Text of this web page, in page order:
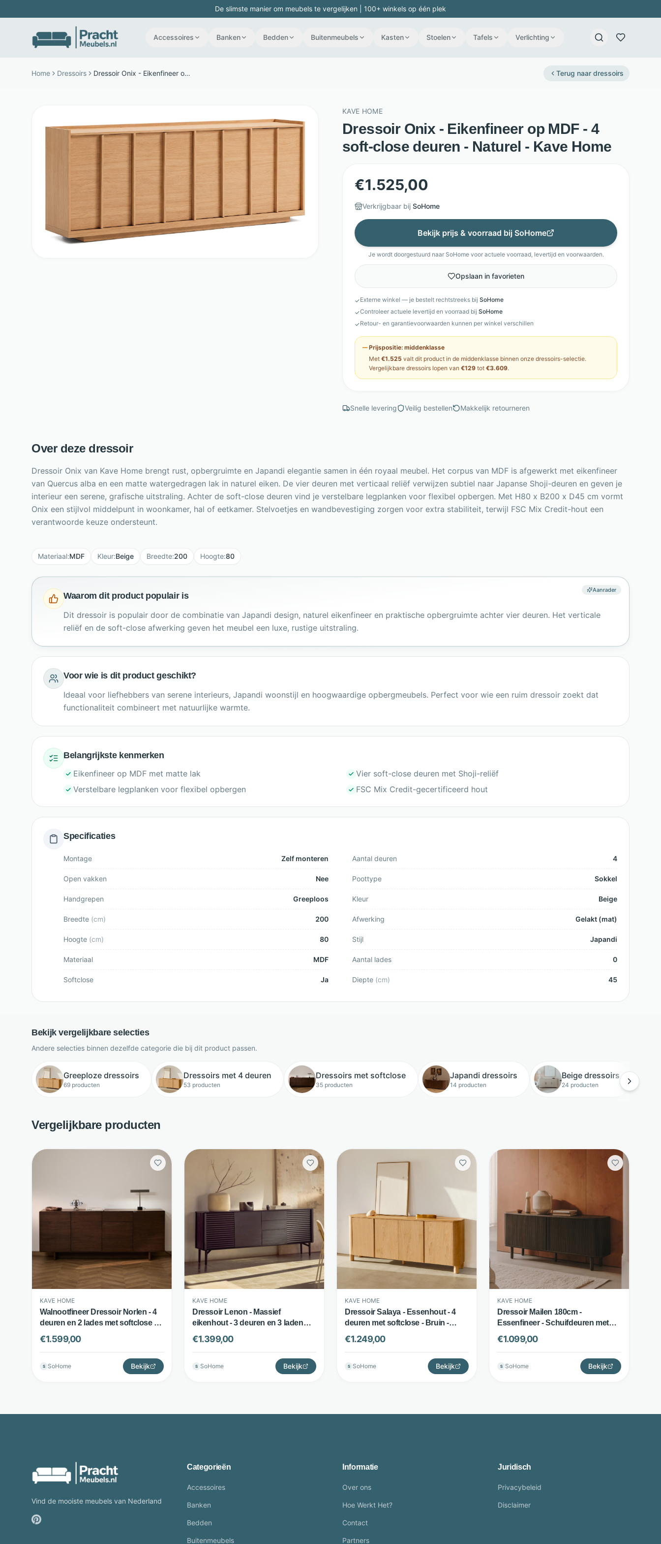
De slimste manier om meubels te vergelijken | 100+ winkels op één plek
Accessoires Banken Bedden Buitenmeubels Kasten Stoelen Tafels Verlichting
Home Dressoirs Dressoir Onix - Eikenfineer op MDF - 4 soft-close deuren - Naturel - Kave Home Terug naar dressoirs
KAVE HOME
Dressoir Onix - Eikenfineer op MDF - 4
soft-close deuren - Naturel - Kave Home
€1.525,00
Verkrijgbaar bij SoHome
Bekijk prijs & voorraad bij SoHome
Je wordt doorgestuurd naar SoHomevoor actuele voorraad, levertijd en voorwaarden.
Opslaan in favorieten
✓Externe winkel — je bestelt rechtstreeks bij SoHome
✓Controleer actuele levertijd en voorraad bij SoHome
✓Retour- en garantievoorwaarden kunnen per winkel verschillen
Prijspositie: middenklasse
Met €1.525 valt dit product in de middenklasse binnen onze dressoirs-selectie.
Vergelijkbare dressoirs lopen van €129 tot €3.609.
Snelle levering Veilig bestellen Makkelijk retourneren
Over deze dressoir
Dressoir Onix van Kave Home brengt rust, opbergruimte en Japandi elegantie samen in één royaal meubel. Het corpus van MDF is afgewerkt met eikenfineer
van Quercus alba en een matte watergedragen lak in naturel eiken. De vier deuren met verticaal reliëf verwijzen subtiel naar Japanse Shoji-deuren en geven je
interieur een serene, grafische uitstraling. Achter de soft-close deuren vind je verstelbare legplanken voor flexibel opbergen. Met H80 x B200 x D45 cm vormt
Onix een stijlvol middelpunt in woonkamer, hal of eetkamer. Stelvoetjes en wandbevestiging zorgen voor extra stabiliteit, terwijl FSC Mix Credit-hout een
verantwoorde keuze ondersteunt.
Materiaal:MDF Kleur:Beige Breedte:200 Hoogte:80
Aanrader
Waarom dit product populair is
Dit dressoir is populair door de combinatie van Japandi design, naturel eikenfineer en praktische opbergruimte achter vier deuren. Het verticale
reliëf en de soft-close afwerking geven het meubel een luxe, rustige uitstraling.
Voor wie is dit product geschikt?
Ideaal voor liefhebbers van serene interieurs, Japandi woonstijl en hoogwaardige opbergmeubels. Perfect voor wie een ruim dressoir zoekt dat
functionaliteit combineert met natuurlijke warmte.
Belangrijkste kenmerken
Eikenfineer op MDF met matte lak
Vier soft-close deuren met Shoji-reliëf
Verstelbare legplanken voor flexibel opbergen
FSC Mix Credit-gecertificeerd hout
Specificaties
Montage Zelf monteren Aantal deuren 4
Open vakken Nee Poottype Sokkel
Handgrepen Greeploos Kleur Beige
Breedte (cm) 200 Afwerking Gelakt (mat)
Hoogte (cm) 80 Stijl Japandi
Materiaal MDF Aantal lades 0
Softclose Ja Diepte (cm) 45
Bekijk vergelijkbare selecties
Andere selecties binnen dezelfde categorie die bij dit product passen.
Greeploze dressoirs
69 producten
Dressoirs met 4 deuren
53 producten
Dressoirs met softclose
35 producten
Japandi dressoirs
14 producten
Beige dressoirs
24 producten
Vergelijkbare producten
KAVE HOME
Walnootfineer Dressoir Norlen - 4
deuren en 2 lades met softclose -
Bruin - Kave Home
€1.599,00
S SoHome Bekijk
KAVE HOME
Dressoir Lenon - Massief
eikenhout - 3 deuren en 3 laden
met push-to-open - Zwart - Kave
Home
€1.399,00
S SoHome Bekijk
KAVE HOME
Dressoir Salaya - Essenhout - 4
deuren met softclose - Bruin -
Kave Home
€1.249,00
S SoHome Bekijk
KAVE HOME
Dressoir Mailen 180cm -
Essenfineer - Schuifdeuren met
latten - Donkerbruin - Kave Home
€1.099,00
S SoHome Bekijk
Vind de mooiste meubels van Nederland
Categorieën
Accessoires
Banken
Bedden
Buitenmeubels
Informatie
Over ons
Hoe Werkt Het?
Contact
Partners
Juridisch
Privacybeleid
Disclaimer